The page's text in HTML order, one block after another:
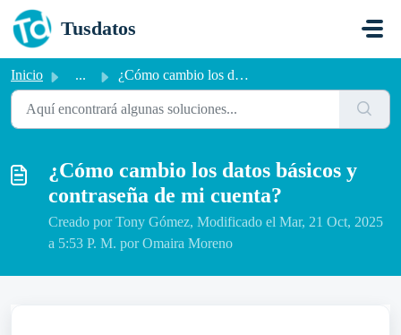
Saltar al contenido principal
Tusdatos
Inicio ... ¿Cómo cambio los datos básicos y contraseña de mi cuenta?
¿Cómo cambio los datos básicos y
contraseña de mi cuenta?
Creado por Tony Gómez, Modificado el Mar, 21 Oct, 2025
a 5:53 P. M. por Omaira Moreno